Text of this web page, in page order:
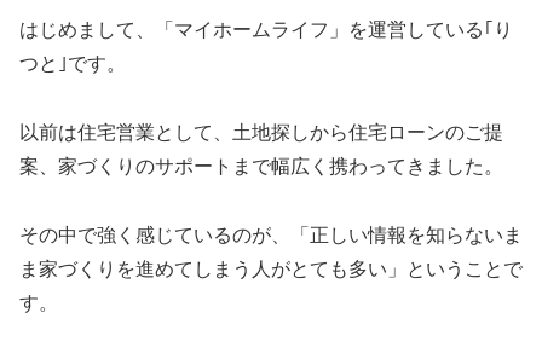
はじめまして、「マイホームライフ」を運営している｢り
つと｣です。
以前は住宅営業として、土地探しから住宅ローンのご提
案、家づくりのサポートまで幅広く携わってきました。
その中で強く感じているのが、「正しい情報を知らないま
ま家づくりを進めてしまう人がとても多い」ということで
す。